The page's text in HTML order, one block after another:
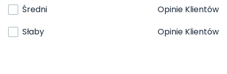
Średni
Opinie Klientów
Słaby
Opinie Klientów